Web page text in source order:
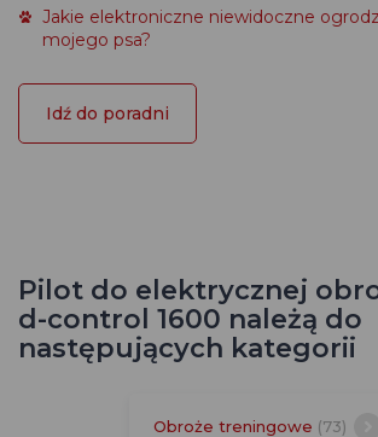
Jakie elektroniczne niewidoczne
mojego psa?
Idź do poradni
Pilot do elektrycznej
d-control 1600 należą do
następujących kategorii
Obroże treningowe (73)